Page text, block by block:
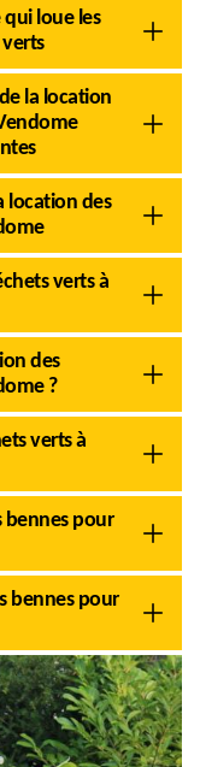
loue les
la location
location des
verts à
des
?
verts à
bennes pour
bennes pour